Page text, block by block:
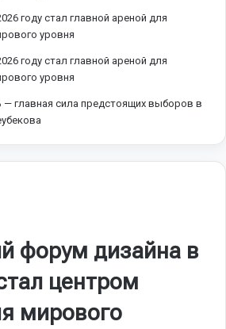
форум дизайна в
центром
мирового
году стал главной ареной для
уровня
году стал главной ареной для
уровня
главная сила предстоящих выборов в